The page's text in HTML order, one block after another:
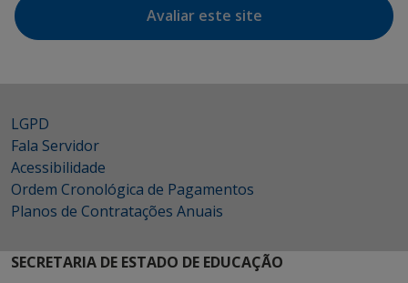
Avaliar este site
LGPD
Fala Servidor
Acessibilidade
Ordem Cronológica de Pagamentos
Planos de Contratações Anuais
SECRETARIA DE ESTADO DE EDUCAÇÃO